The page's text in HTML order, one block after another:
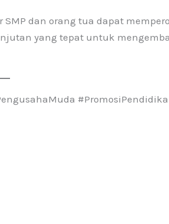
dan orang tua dapat
yang tepat untuk